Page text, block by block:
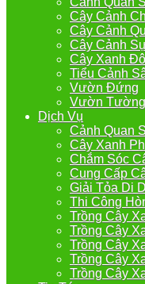
Cây Cảnh
Cây Cảnh
Cây Cảnh
Cây Xanh
Tiểu Cảnh
Vườn Đứng
Vườn Tường
Dịch Vụ
Cảnh Quan
Cây Xanh
Chắm Sóc
Cung Cấp
Giải Tỏa Di
Thi Công
Trồng Cây
Trồng Cây
Trồng Cây
Trồng Cây
Trồng Cây